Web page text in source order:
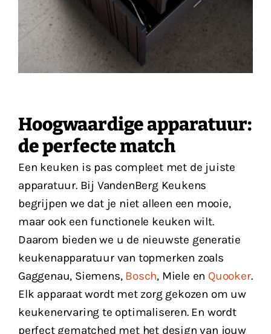
Hoogwaardige apparatuur:
de perfecte match
Een keuken is pas compleet met de juiste
apparatuur. Bij VandenBerg Keukens
begrijpen we dat je niet alleen een mooie,
maar ook een functionele keuken wilt.
Daarom bieden we u de nieuwste generatie
keukenapparatuur van topmerken zoals
Gaggenau, Siemens, Bosch, Miele en Quooker.
Elk apparaat wordt met zorg gekozen om uw
keukenervaring te optimaliseren. En wordt
perfect gematched met het design van jouw